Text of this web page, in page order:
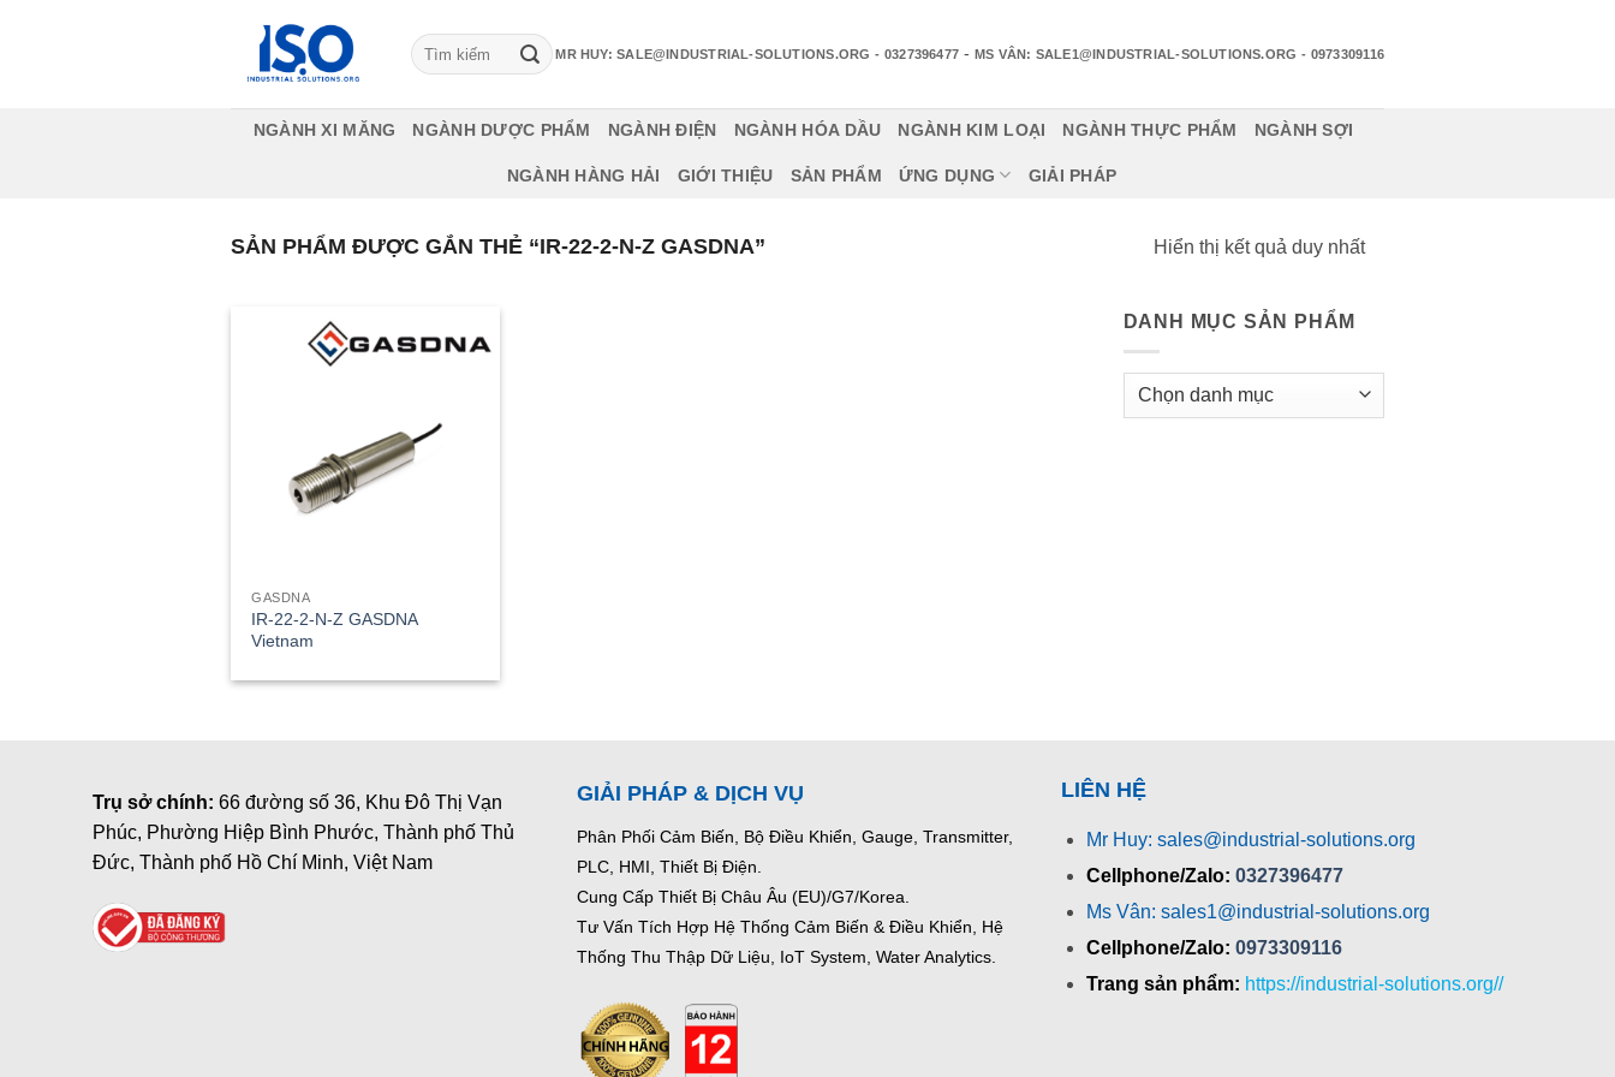
Tìm
kiếm:
MR HUY: SALE@INDUSTRIAL-SOLUTIONS.ORG - 0327396477 -MS VÂN: SALE1@INDUSTRIAL-SOLUTIONS.ORG - 0973309116
NGÀNH XI MĂNG NGÀNH DƯỢC PHẨM NGÀNH ĐIỆN NGÀNH HÓA DẦU NGÀNH KIM LOẠI NGÀNH THỰC PHẨM NGÀNH SỢI
NGÀNH HÀNG HẢI GIỚI THIỆU SẢN PHẨM ỨNG DỤNG GIẢI PHÁP
SẢN PHẨM ĐƯỢC GẮN THẺ “IR-22-2-N-Z GASDNA” Hiển thị kết quả duy nhất
GASDNA
IR-22-2-N-Z GASDNA
Vietnam
DANH MỤC SẢN PHẨM
Trụ sở chính: 66 đường số 36, Khu Đô Thị Vạn
Phúc, Phường Hiệp Bình Phước, Thành phố Thủ
Đức, Thành phố Hồ Chí Minh, Việt Nam
GIẢI PHÁP & DỊCH VỤ
Phân Phối Cảm Biến, Bộ Điều Khiển, Gauge, Transmitter,
PLC, HMI, Thiết Bị Điện.
Cung Cấp Thiết Bị Châu Âu (EU)/G7/Korea.
Tư Vấn Tích Hợp Hệ Thống Cảm Biến & Điều Khiển, Hệ
Thống Thu Thập Dữ Liệu, IoT System, Water Analytics.
LIÊN HỆ
Mr Huy: sales@industrial-solutions.org
Cellphone/Zalo: 0327396477
Ms Vân: sales1@industrial-solutions.org
Cellphone/Zalo: 0973309116
Trang sản phẩm: https://industrial-solutions.org//